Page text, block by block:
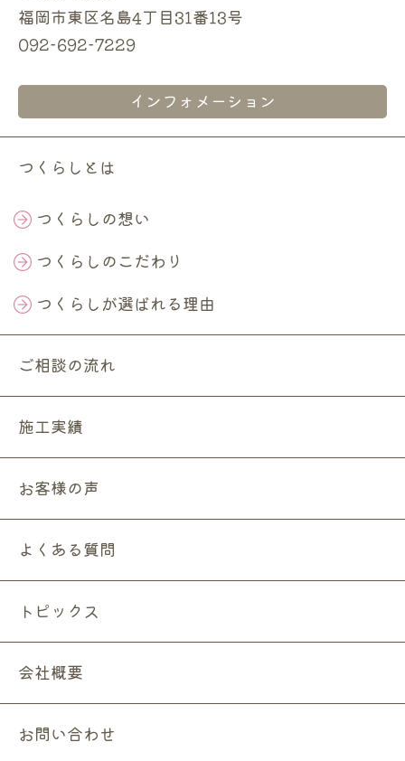
福岡市東区名島4丁目31番13号
092-692-7229
インフォメーション
つくらしとは
つくらしの想い
つくらしのこだわり
つくらしが選ばれる理由
ご相談の流れ
施工実績
お客様の声
よくある質問
トピックス
会社概要
お問い合わせ